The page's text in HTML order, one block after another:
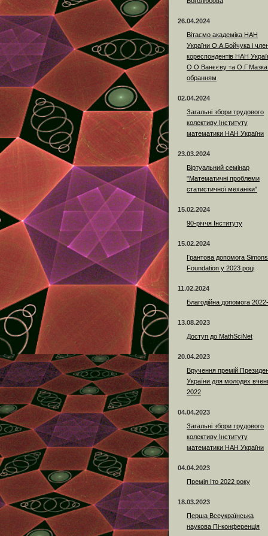
26.04.2024
Вітаємо академіка НАН
України О.А.Бойчука і
кореспондентів НАН
О.О.Ванєєву та О.Г.Мазка
обранням
02.04.2024
Загальні збори трудового
колективу Інституту
математики НАН України
23.03.2024
Віртуальний семінар
"Математичні проблеми
статистичної механіки"
15.02.2024
90-річчя Інституту
15.02.2024
Грантова допомога Simons
Foundation у 2023 році
11.02.2024
Благодійна допомога
13.08.2023
Доступ до MathSciNet
20.04.2023
Вручення премій
України для молодих
2022
04.04.2023
Загальні збори трудового
колективу Інституту
математики НАН України
04.04.2023
Премія Іто 2022 року
18.03.2023
Перша Всеукраїнська
наукова Пі-конференція